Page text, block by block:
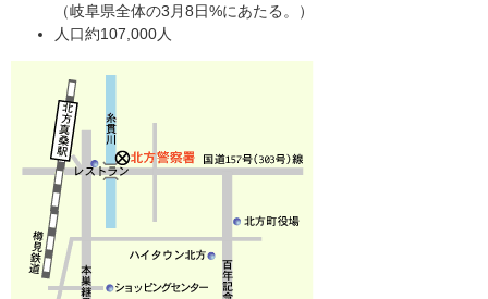
（岐阜県全体の3月8日%にあたる。）
人口約107,000人